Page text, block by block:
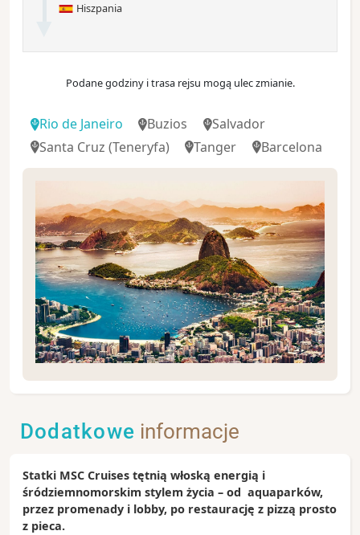
Hiszpania
Podane godziny i trasa rejsu mogą ulec zmianie.
Rio de Janeiro Buzios
Salvador
Santa Cruz (Teneryfa)
Tanger Barcelona
Rio de Janeiro to energetyczna i tętniąca życiem
połączeniem egzotycznej roślinności i kolorowej
wzgórz. Amatorzy życia nocnego z pewnością
również nie będą się tutaj nudzić.
Zobacz koniecznie:
Dodatkowe informacje
Statki MSC Cruises tętnią włoską energią i
śródziemnomorskim stylem życia – od aquaparków,
przez promenady i lobby, po restaurację z pizzą prosto
z pieca.